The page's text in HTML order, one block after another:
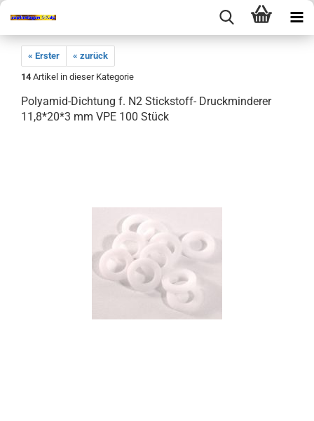
« Erster
« zurück
14 Artikel in dieser Kategorie
Polyamid-Dichtung f. N2 Stickstoff- Druckminderer
11,8*20*3 mm VPE 100 Stück